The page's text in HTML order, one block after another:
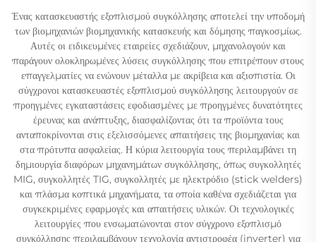
Ένας κατασκευαστής εξοπλισμού συγκόλλησης αποτελεί την υποδομή
των βιομηχανιών βιομηχανικής κατασκευής και δόμησης παγκοσμίως.
Αυτές οι ειδικευμένες εταιρείες σχεδιάζουν, μηχανολογούν και
παράγουν ολοκληρωμένες λύσεις συγκόλλησης που επιτρέπουν στους
επαγγελματίες να ενώνουν μέταλλα με ακρίβεια και αξιοπιστία. Οι
σύγχρονοι κατασκευαστές εξοπλισμού συγκόλλησης λειτουργούν σε
προηγμένες εγκαταστάσεις εφοδιασμένες με προηγμένες δυνατότητες
έρευνας και ανάπτυξης, διασφαλίζοντας ότι τα προϊόντα τους
ανταποκρίνονται στις εξελισσόμενες απαιτήσεις της βιομηχανίας και
στα πρότυπα ασφαλείας. Η κύρια λειτουργία τους περιλαμβάνει τη
δημιουργία διαφόρων μηχανημάτων συγκόλλησης, όπως συγκολλητές
MIG, συγκολλητές TIG, συγκολλητές με ηλεκτρόδιο (stick welders)
και πλάσμα κοπτικά μηχανήματα, τα οποία καθένα σχεδιάζεται για
συγκεκριμένες εφαρμογές και απαιτήσεις υλικών. Οι τεχνολογικές
λειτουργίες που ενσωματώνονται στον σύγχρονο εξοπλισμό
συγκόλλησης περιλαμβάνουν τεχνολογία αντιστροφέα (inverter) για